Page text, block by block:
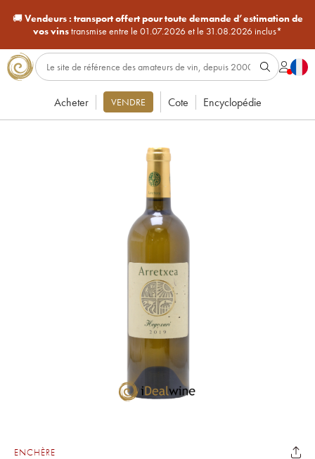
🚚Vendeurs : transport offert pour toute demande d’estimation de
vos vinstransmise entre le 01.07.2026 et le 31.08.2026 inclus*
Acheter VENDRE Cote Encyclopédie
ENCHÈRE